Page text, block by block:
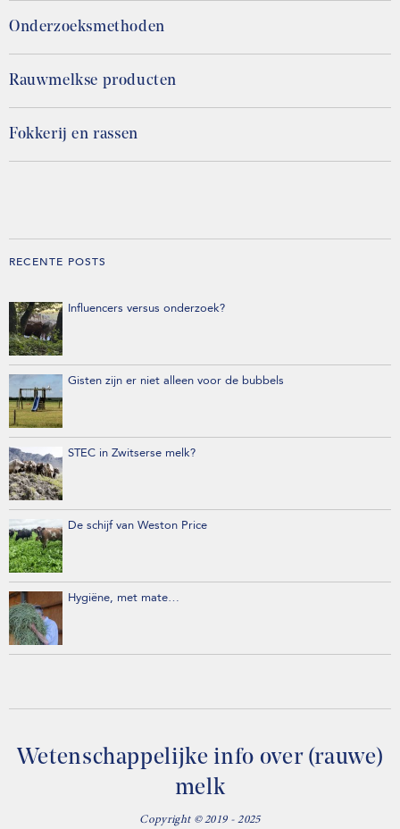
Onderzoeksmethoden
Rauwmelkse producten
Fokkerij en rassen
RECENTE POSTS
Influencers versus onderzoek?
Gisten zijn er niet alleen voor de bubbels
STEC in Zwitserse melk?
De schijf van Weston Price
Hygiëne, met mate…
Wetenschappelijke info over (rauwe)
melk
Copyright © 2019 - 2025